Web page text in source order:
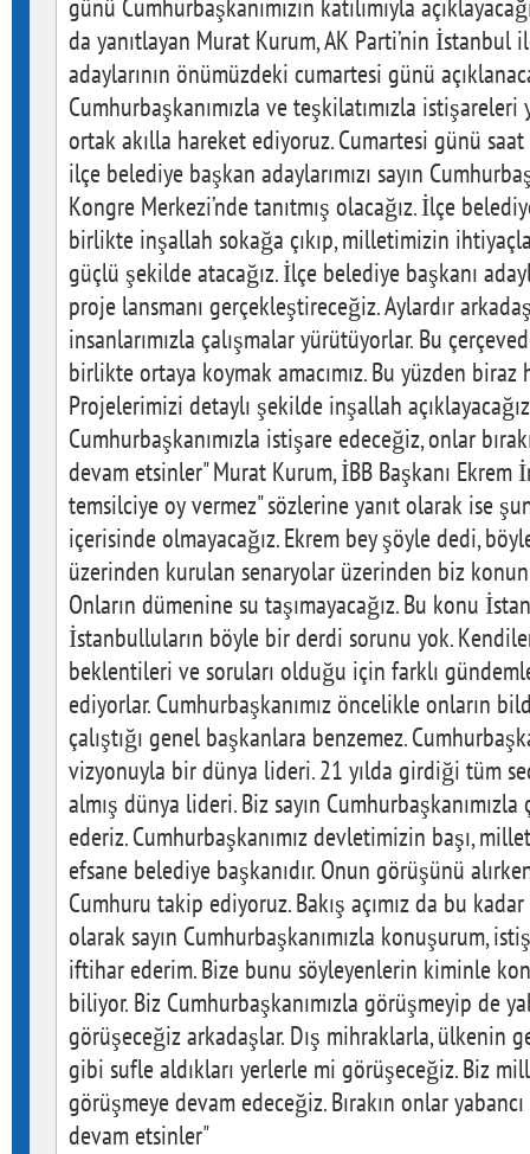
günü Cumhurbaşkanımızın katılımıyla
da yanıtlayan Murat Kurum, AK Parti’nin İstanbul
adaylarının önümüzdeki cumartesi günü
Cumhurbaşkanımızla ve teşkilatımızla istişareleri
ortak akılla hareket ediyoruz. Cumartesi günü
ilçe belediye başkan adaylarımızı sayın
Kongre Merkezi’nde tanıtmış olacağız. İlçe
birlikte inşallah sokağa çıkıp, milletimizin
güçlü şekilde atacağız. İlçe belediye başkanı
proje lansmanı gerçekleştireceğiz. Aylardır
insanlarımızla çalışmalar yürütüyorlar. Bu
birlikte ortaya koymak amacımız. Bu yüzden biraz
Projelerimizi detaylı şekilde inşallah
Cumhurbaşkanımızla istişare edeceğiz, onlar
devam etsinler" Murat Kurum, İBB Başkanı Ekrem
temsilciye oy vermez" sözlerine yanıt olarak ise
içerisinde olmayacağız. Ekrem bey şöyle dedi,
üzerinden kurulan senaryolar üzerinden biz
Onların dümenine su taşımayacağız. Bu konu
İstanbulluların böyle bir derdi sorunu yok.
beklentileri ve soruları olduğu için farklı
ediyorlar. Cumhurbaşkanımız öncelikle onların
çalıştığı genel başkanlara benzemez.
vizyonuyla bir dünya lideri. 21 yılda girdiği tüm
almış dünya lideri. Biz sayın
ederiz. Cumhurbaşkanımız devletimizin başı,
efsane belediye başkanıdır. Onun görüşünü
Cumhuru takip ediyoruz. Bakış açımız da bu
olarak sayın Cumhurbaşkanımızla konuşurum,
iftihar ederim. Bize bunu söyleyenlerin kiminle
biliyor. Biz Cumhurbaşkanımızla görüşmeyip de
görüşeceğiz arkadaşlar. Dış mihraklarla, ülkenin
gibi sufle aldıkları yerlerle mi görüşeceğiz. Biz
görüşmeye devam edeceğiz. Bırakın onlar
devam etsinler"